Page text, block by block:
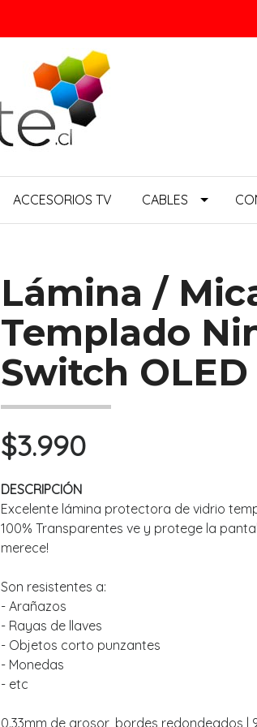
ACCESORIOS TV CABLES
Lámina /
Templado
Switch OLED
$3.990
DESCRIPCIÓN
Excelente lámina protectora de vidrio
100% Transparentes ve y protege la
merece!
Son resistentes a:
- Arañazos
- Rayas de llaves
- Objetos corto punzantes
- Monedas
- etc
0.33mm de grosor, bordes redondeados |